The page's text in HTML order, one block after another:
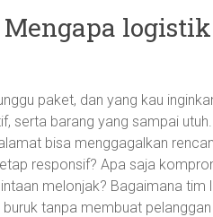
paket, dan yang kau
serta barang yang sampai
bisa menggagalkan
responsif? Apa saja
melonjak? Bagaimana
tanpa membuat